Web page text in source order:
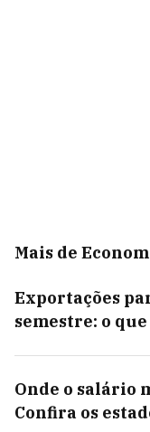
Mais de
Exportações
semestre: o
Onde o salário
Confira os